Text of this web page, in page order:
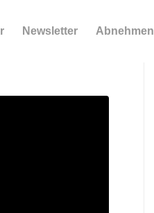
Newsletter Abnehmen